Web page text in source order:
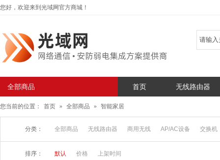
您好，欢迎来到光域网官方商城！
首页 无线路由器
全部商品
您当前的位置： 首页 » 全部商品 » 智能家居
分类： 全部商品 无线路由器 商用无线 AP/AC设备 交换机
排序： 默认 价格 上架时间